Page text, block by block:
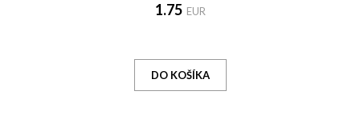
1.75 EUR